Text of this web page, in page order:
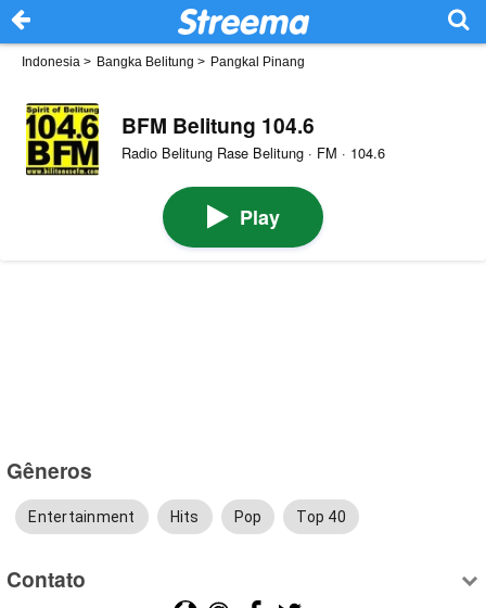
Indonesia > Bangka Belitung > Pangkal Pinang
BFM Belitung 104.6
Radio Belitung Rase Belitung · FM · 104.6
Play
Gêneros
Entertainment Hits Pop Top 40
Contato